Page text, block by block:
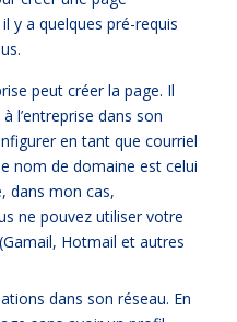
y a quelques pré-requis
peut créer la page. Il
l’entreprise dans son
en tant que courriel
nom de domaine est celui
dans mon cas,
ne pouvez utiliser votre
Hotmail et autres
dans son réseau. En